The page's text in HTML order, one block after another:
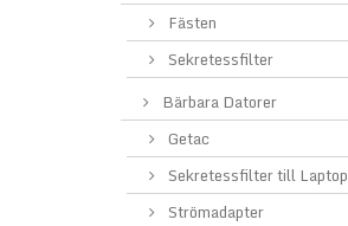
Fästen
Sekretessfilter
Bärbara Datorer
Getac
Sekretessfilter till Laptop
Strömadapter